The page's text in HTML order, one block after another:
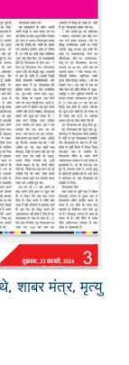
शाबर मंत्र, मृत्यु